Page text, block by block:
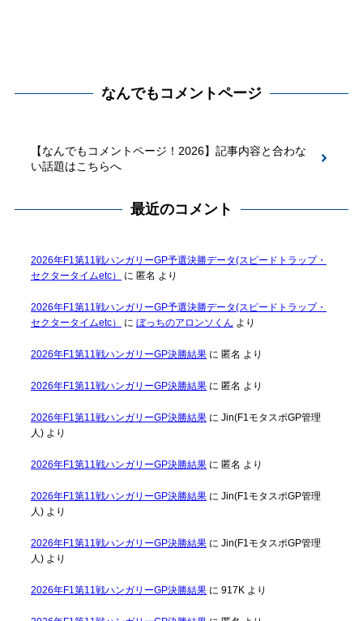
なんでもコメントページ
【なんでもコメントページ！2026】記事内容と合わな
い話題はこちらへ
最近のコメント
2026年F1第11戦ハンガリーGP予選決勝データ(スピードトラップ・
セクタータイムetc）
に 匿名 より
2026年F1第11戦ハンガリーGP予選決勝データ(スピードトラップ・
セクタータイムetc）
に ぼっちのアロンソくん より
2026年F1第11戦ハンガリーGP決勝結果に 匿名 より
2026年F1第11戦ハンガリーGP決勝結果に 匿名 より
2026年F1第11戦ハンガリーGP決勝結果に Jin(F1モタスポGP管理
人)より
2026年F1第11戦ハンガリーGP決勝結果に 匿名 より
2026年F1第11戦ハンガリーGP決勝結果に Jin(F1モタスポGP管理
人)より
2026年F1第11戦ハンガリーGP決勝結果に Jin(F1モタスポGP管理
人)より
2026年F1第11戦ハンガリーGP決勝結果に 917K より